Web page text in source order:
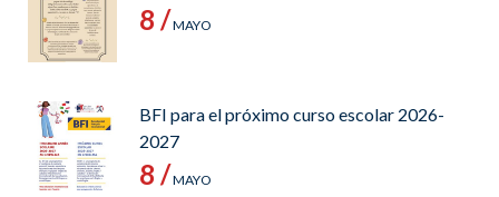
8 /MAYO
BFI para el próximo curso escolar 2026-
2027
8 /MAYO